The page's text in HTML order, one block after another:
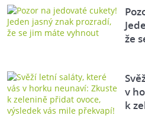
že
v
k